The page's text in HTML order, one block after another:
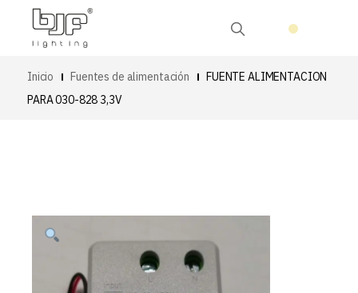
Inicio Fuentes de alimentación
FUENTE ALIMENTACION
PARA 030-828 3,3V